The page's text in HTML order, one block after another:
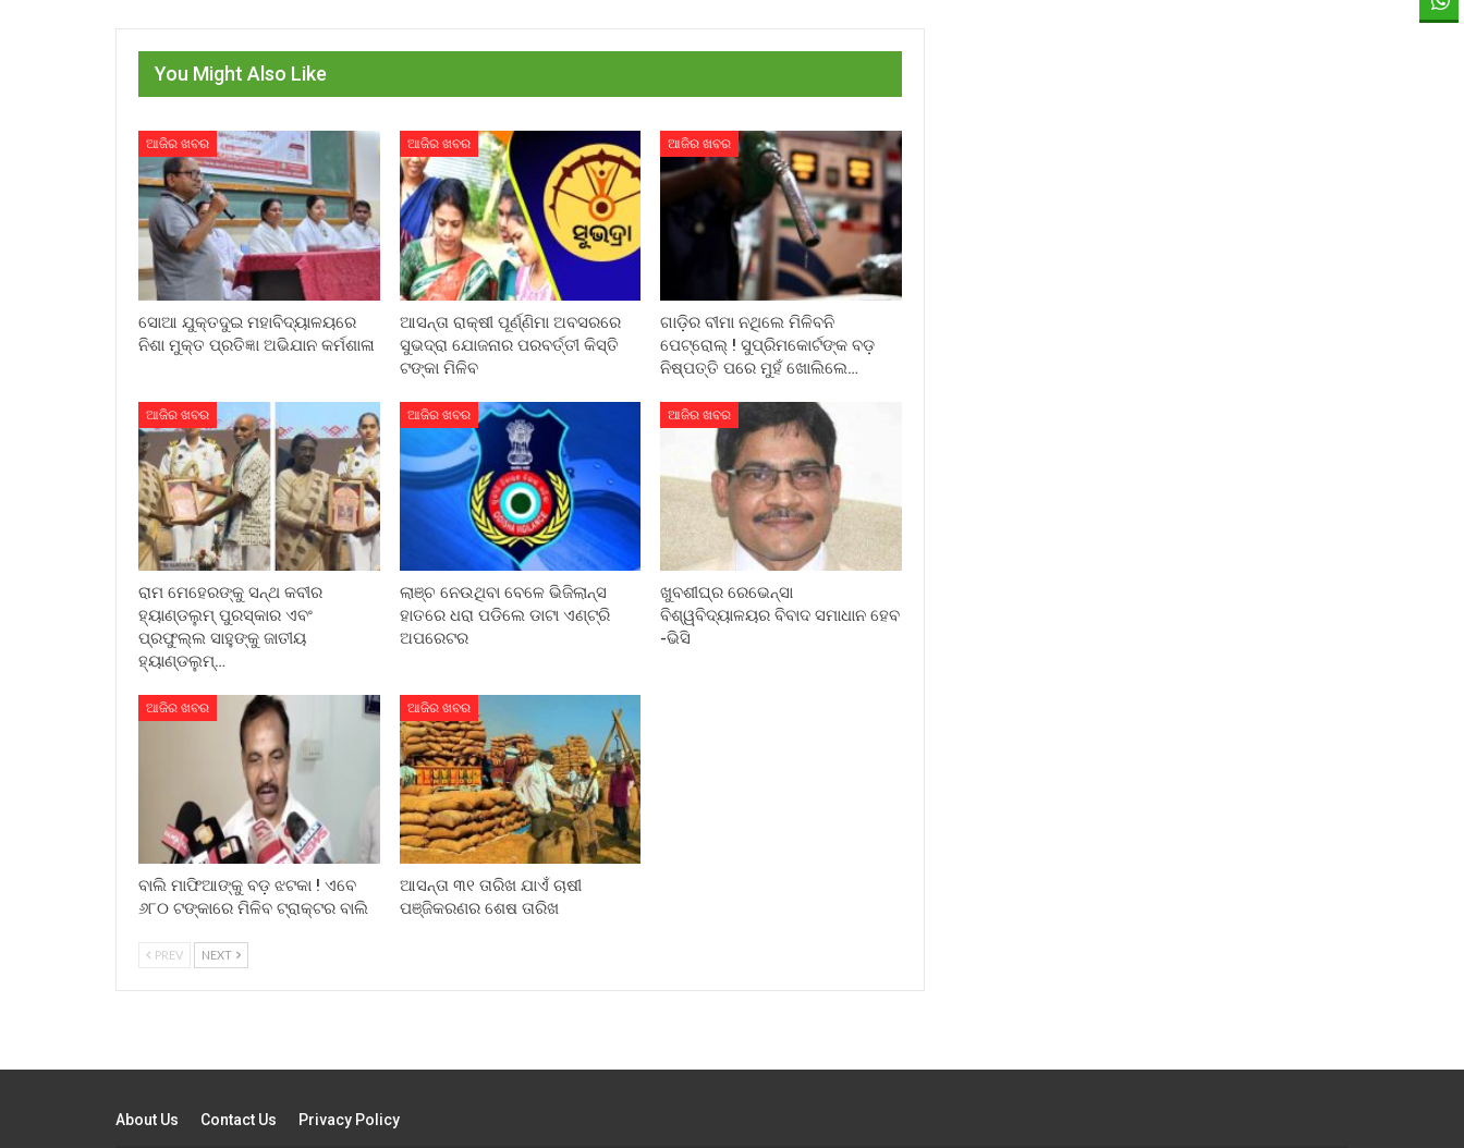
You Might Also Like
ଆଜିର ଖବର
ସୋଆ ଯୁକ୍ତଦୁଇ ମହାବିଦ୍ୟାଳୟରେ
ନିଶା ମୁକ୍ତ ପ୍ରତିଜ୍ଞା ଅଭିଯାନ କର୍ମଶାଳା
ଆଜିର ଖବର
ଆସନ୍ତା ରାକ୍ଷୀ ପୂର୍ଣ୍ଣିମା ଅବସରରେ
ସୁଭଦ୍ରା ଯୋଜନାର ପରବର୍ତ୍ତୀ କିସ୍ତି
ଟଙ୍କା ମିଳିବ
ଆଜିର ଖବର
ଗାଡ଼ିର ବୀମା ନଥିଲେ ମିଳିବନି
ପେଟ୍ରୋଲ୍ ! ସୁପ୍ରିମକୋର୍ଟଙ୍କ ବଡ଼
ନିଷ୍ପତ୍ତି ପରେ ମୁହଁ ଖୋଲିଲେ…
ଆଜିର ଖବର
ରାମ ମେହେରଙ୍କୁ ସନ୍ଥ କବୀର
ହ୍ୟାଣ୍ଡଲୁମ୍ ପୁରସ୍କାର ଏବଂ
ପ୍ରଫୁଲ୍ଲ ସାହୁଙ୍କୁ ଜାତୀୟ
ହ୍ୟାଣ୍ଡଲୁମ୍…
ଆଜିର ଖବର
ଲାଞ୍ଚ ନେଉଥିବା ବେଳେ ଭିଜିଲାନ୍ସ
ହାତରେ ଧରା ପଡିଲେ ଡାଟା ଏଣ୍ଟ୍ରି
ଅପରେଟର
ଆଜିର ଖବର
ଖୁବଶୀଘ୍ର ରେଭେନ୍ସା
ବିଶ୍ୱବିଦ୍ୟାଳୟର ବିବାଦ ସମାଧାନ ହେବ
-ଭିସି
ଆଜିର ଖବର
ବାଲି ମାଫିଆଙ୍କୁ ବଡ଼ ଝଟକା ! ଏବେ
୬୮୦ ଟଙ୍କାରେ ମିଳିବ ଟ୍ରାକ୍ଟର ବାଲି
ଆଜିର ଖବର
ଆସନ୍ତା ୩୧ ତାରିଖ ଯାଏଁ ଚାଷୀ
ପଞ୍ଜିକରଣର ଶେଷ ତାରିଖ
PREV NEXT
About Us Contact Us Privacy Policy